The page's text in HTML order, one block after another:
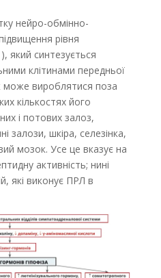
нейро-обмінно-
рівня
який синтезується
клітинами передньої
може вироблятися поза
кількостях його
і потових залоз,
залози, шкіра, селезінка,
мозок. Усе це вказує на
активність; нині
які виконує ПРЛ в